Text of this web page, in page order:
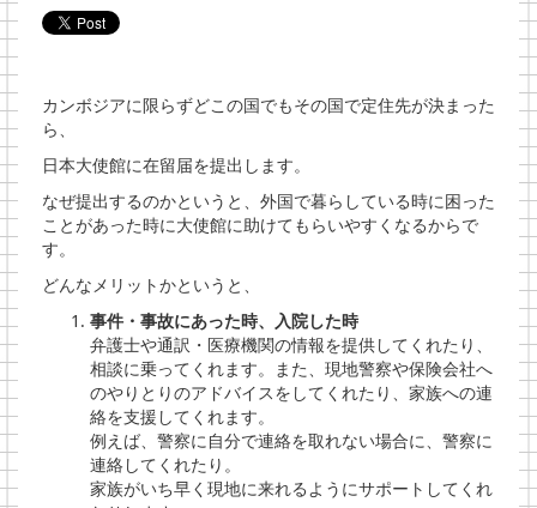
カンボジアに限らずどこの国でもその国で定住先が決まった
ら、
日本大使館に在留届を提出します。
なぜ提出するのかというと、外国で暮らしている時に困った
ことがあった時に大使館に助けてもらいやすくなるからで
す。
どんなメリットかというと、
事件・事故にあった時、入院した時
弁護士や通訳・医療機関の情報を提供してくれたり、
相談に乗ってくれます。また、現地警察や保険会社へ
のやりとりのアドバイスをしてくれたり、家族への連
絡を支援してくれます。
例えば、警察に自分で連絡を取れない場合に、警察に
連絡してくれたり。
家族がいち早く現地に来れるようにサポートしてくれ